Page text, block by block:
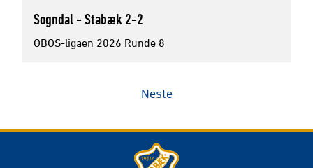
Sogndal - Stabæk 2-2
OBOS-ligaen 2026 Runde 8
Neste